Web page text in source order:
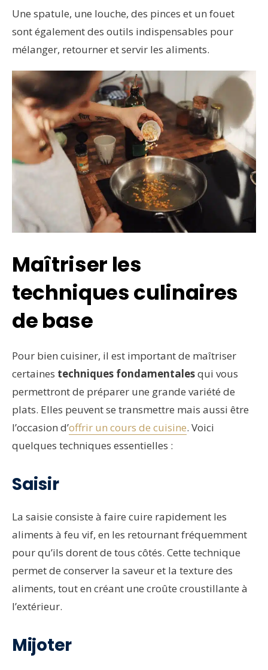
Une spatule, une louche, des pinces et un fouet
sont également des outils indispensables pour
mélanger, retourner et servir les aliments.
Maîtriser les
techniques culinaires
de base
Pour bien cuisiner, il est important de maîtriser
certaines techniques fondamentalesqui vous
permettront de préparer une grande variété de
plats. Elles peuvent se transmettre mais aussi être
l’occasion d’offrir un cours de cuisine. Voici
quelques techniques essentielles :
Saisir
La saisie consiste à faire cuire rapidement les
aliments à feu vif, en les retournant fréquemment
pour qu’ils dorent de tous côtés. Cette technique
permet de conserver la saveur et la texture des
aliments, tout en créant une croûte croustillante à
l’extérieur.
Mijoter